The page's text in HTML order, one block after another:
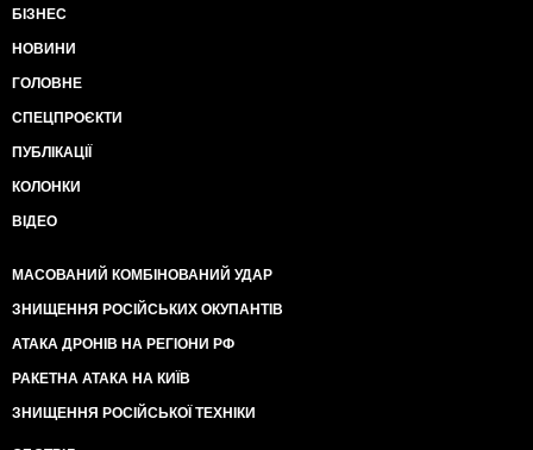
БІЗНЕС
НОВИНИ
ГОЛОВНЕ
СПЕЦПРОЄКТИ
ПУБЛІКАЦІЇ
КОЛОНКИ
ВІДЕО
МАСОВАНИЙ КОМБІНОВАНИЙ УДАР
ЗНИЩЕННЯ РОСІЙСЬКИХ ОКУПАНТІВ
АТАКА ДРОНІВ НА РЕГІОНИ РФ
РАКЕТНА АТАКА НА КИЇВ
ЗНИЩЕННЯ РОСІЙСЬКОЇ ТЕХНІКИ